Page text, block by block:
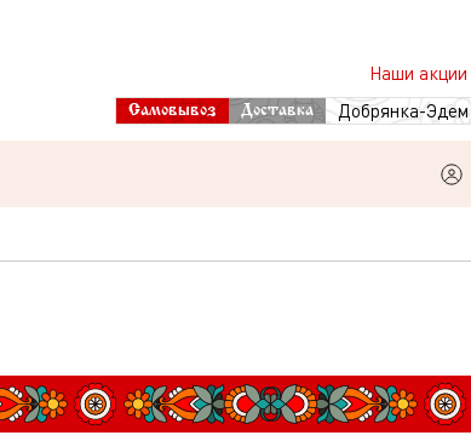
Наши акции
Самовывоз Доставка Добрянка-Эдем